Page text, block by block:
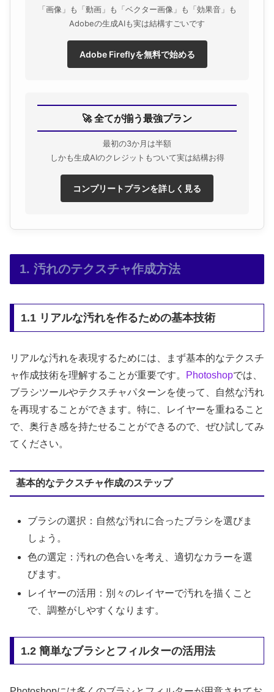
「画像」も「動画」も「ベクター画像」も「効果音」も
Adobeの生成AIも実は結構すごいです
Adobe Fireflyを無料で始める
🚀 全てが揃う最強プラン
最初の3か月は半額
しかも生成AIのクレジットもついて実は結構お得
コンプリートプランを詳しく見る
1. 汚れのテクスチャ作成方法
1.1 リアルな汚れを作るための基本技術
リアルな汚れを表現するためには、まず基本的なテクスチ
ャ作成技術を理解することが重要です。
Photoshopでは、
ブラシツールやテクスチャパターンを使って、自然な汚れ
を再現することができます。特に、レイヤーを重ねること
で、奥行き感を持たせることができるので、ぜひ試してみ
てください。
基本的なテクスチャ作成のステップ
ブラシの選択：自然な汚れに合ったブラシを選びま
しょう。
色の選定：汚れの色合いを考え、適切なカラーを選
びます。
レイヤーの活用：別々のレイヤーで汚れを描くこと
で、調整がしやすくなります。
1.2 簡単なブラシとフィルターの活用法